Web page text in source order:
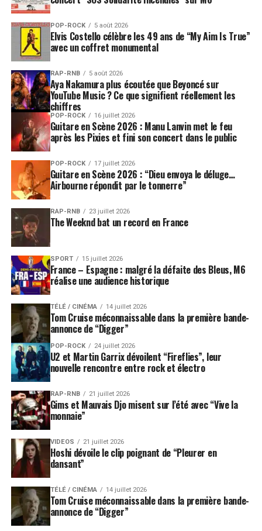
POP-ROCK 5 août 2026
Elvis Costello célèbre les 49 ans de “My Aim Is True”
avec un coffret monumental
RAP-RNB 5 août 2026
Aya Nakamura plus écoutée que Beyoncé sur
YouTube Music ? Ce que signifient réellement les
chiffres
POP-ROCK 16 juillet 2026
Guitare en Scène 2026 : Manu Lanvin met le feu
après les Pixies et fini son concert dans le public
POP-ROCK 17 juillet 2026
Guitare en Scène 2026 : “Dieu envoya le déluge…
Airbourne répondit par le tonnerre”
RAP-RNB 23 juillet 2026
The Weeknd bat un record en France
SPORT 15 juillet 2026
France – Espagne : malgré la défaite des Bleus, M6
réalise une audience historique
TÉLÉ / CINÉMA 14 juillet 2026
Tom Cruise méconnaissable dans la première bande-
annonce de “Digger”
POP-ROCK 24 juillet 2026
U2 et Martin Garrix dévoilent “Fireflies”, leur
nouvelle rencontre entre rock et électro
RAP-RNB 21 juillet 2026
Gims et Mauvais Djo misent sur l’été avec “Vive la
monnaie”
VIDEOS 21 juillet 2026
Hoshi dévoile le clip poignant de “Pleurer en
dansant”
TÉLÉ / CINÉMA 14 juillet 2026
Tom Cruise méconnaissable dans la première bande-
annonce de “Digger”